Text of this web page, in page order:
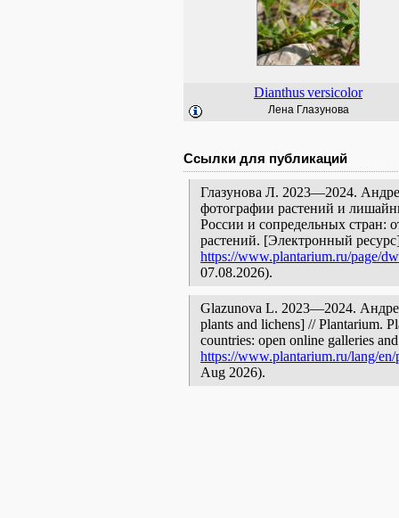
Dianthusversicolor
Лена Глазунова
Ссылки для публикаций
Глазунова Л. 2023—2024.
фотографии растений и
России и сопредельных стран:
растений. [Электронный
https://www.plantarium.ru/page/
07.08.2026).
Glazunova L. 2023—2024.
plants and lichens] // Plantarium.
countries: open online galleries
https://www.plantarium.ru/lang/
Aug 2026).